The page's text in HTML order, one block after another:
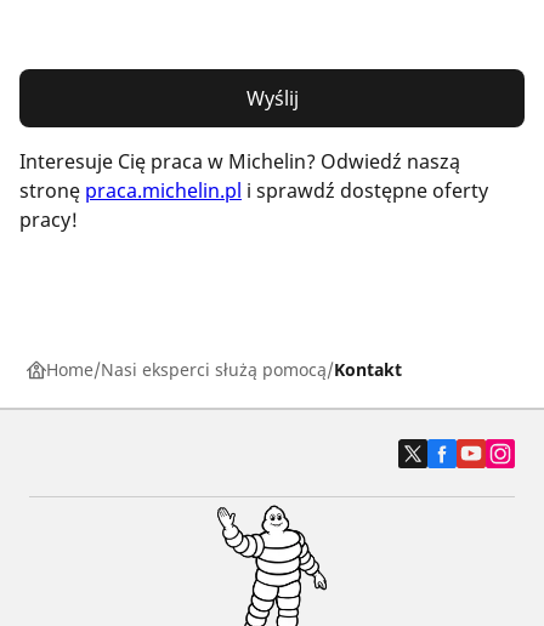
Wyślij
Interesuje Cię praca w Michelin? Odwiedź naszą
stronę praca.michelin.pl i sprawdź dostępne oferty
pracy!
Home Nasi eksperci służą pomocą Kontakt